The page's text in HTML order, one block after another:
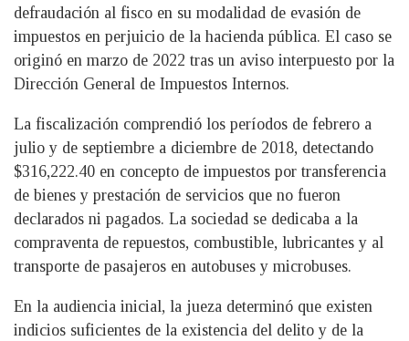
defraudación al fisco en su modalidad de evasión de
impuestos en perjuicio de la hacienda pública. El caso se
originó en marzo de 2022 tras un aviso interpuesto por la
Dirección General de Impuestos Internos.
La fiscalización comprendió los períodos de febrero a
julio y de septiembre a diciembre de 2018, detectando
$316,222.40 en concepto de impuestos por transferencia
de bienes y prestación de servicios que no fueron
declarados ni pagados. La sociedad se dedicaba a la
compraventa de repuestos, combustible, lubricantes y al
transporte de pasajeros en autobuses y microbuses.
En la audiencia inicial, la jueza determinó que existen
indicios suficientes de la existencia del delito y de la